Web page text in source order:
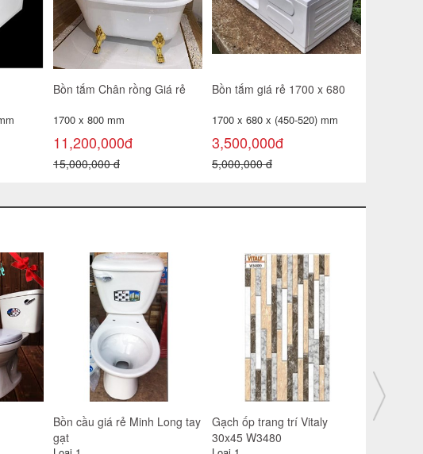
Bồn tắm Chân rồng Giá rẻ
1700 x 800 mm
11,200,000đ
15,000,000 đ
Bồn tắm giá rẻ 1700 x 680
1700 x 680 x (450-520) mm
3,500,000đ
5,000,000 đ
Bồn cầu giá rẻ Minh Long tay
gạt
Gạch ốp trang trí Vitaly
30x45 W3480
Gạch lát